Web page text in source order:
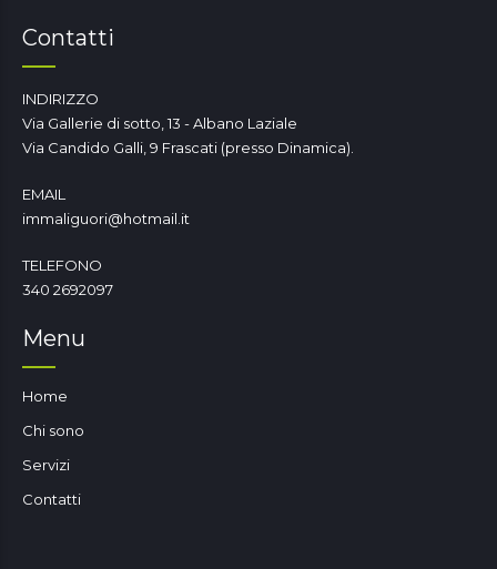
Contatti
INDIRIZZO
Via Gallerie di sotto, 13 - Albano Laziale
Via Candido Galli, 9 Frascati (presso Dinamica).
EMAIL
immaliguori@hotmail.it
TELEFONO
340 2692097
Menu
Home
Chi sono
Servizi
Contatti